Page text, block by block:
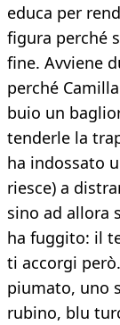
educa per
figura perché
fine. Avviene
perché
buio un
tenderle la
ha indossato
riesce) a
sino ad allora
ha fuggito: il
ti accorgi
piumato, uno
rubino, blu